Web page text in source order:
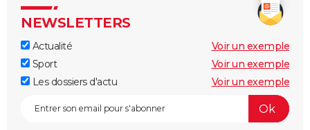
NEWSLETTERS
Actualité
Voir un exemple
Sport
Voir un exemple
Les dossiers d'actu
Voir un exemple